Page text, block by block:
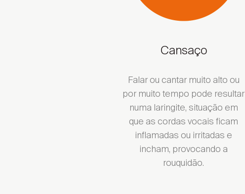
Cansaço
Falar ou cantar muito alto ou
por muito tempo pode resultar
numa laringite, situação em
que as cordas vocais ficam
inflamadas ou irritadas e
incham, provocando a
rouquidão.